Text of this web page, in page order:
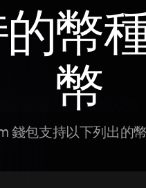
幣
幣
錢包支持以下列出的